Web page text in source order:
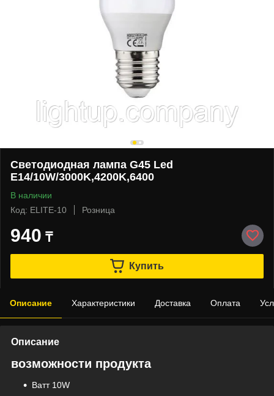
Светодиодная лампа G45 Led
E14/10W/3000K,4200K,6400
В наличии
Код: ELITE-10
Розница
940 ₸
Купить
Описание Характеристики Доставка Оплата
Описание
возможности продукта
Bатт 10W